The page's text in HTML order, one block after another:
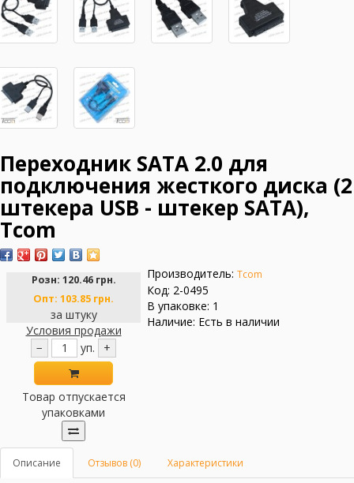
Переходник SATA 2.0 для
подключения жесткого диска (2
штекера USB - штекер SATA),
Tcom
Розн: 120.46 грн.
Опт: 103.85 грн.
за штуку
Условия продажи
−
уп. +
Товар отпускается
упаковками
Производитель: Tcom
Код: 2-0495
В упаковке: 1
Наличие: Есть в наличии
Описание Отзывов (0) Характеристики